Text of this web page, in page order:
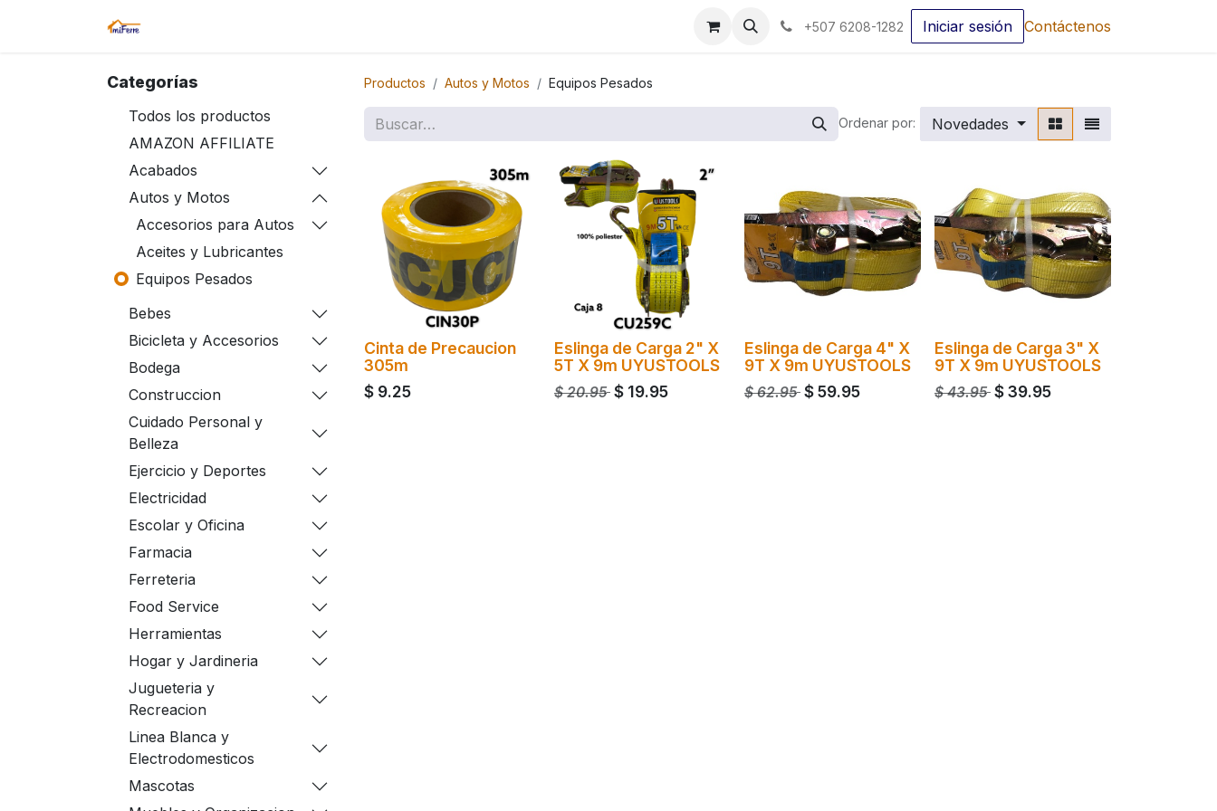
+507 6208-1282 Iniciar sesión Contáctenos
Categorías
Todos los productos
AMAZON AFFILIATE
Acabados
Autos y Motos
Accesorios para Autos
Aceites y Lubricantes
Equipos Pesados
Bebes
Bicicleta y Accesorios
Bodega
Construccion
Cuidado Personal y
Belleza
Ejercicio y Deportes
Electricidad
Escolar y Oficina
Farmacia
Ferreteria
Food Service
Herramientas
Hogar y Jardineria
Jugueteria y
Recreacion
Linea Blanca y
Electrodomesticos
Mascotas
Productos Autos y Motos Equipos Pesados
Ordenar por: Novedades
Cinta de Precaucion
305m
$ 9.25
Eslinga de Carga 2" X
5T X 9m UYUSTOOLS
$20.95 $ 19.95
Eslinga de Carga 4" X
9T X 9m UYUSTOOLS
$62.95 $59.95
Eslinga de Carga 3" X
9T X 9m UYUSTOOLS
$43.95 $39.95